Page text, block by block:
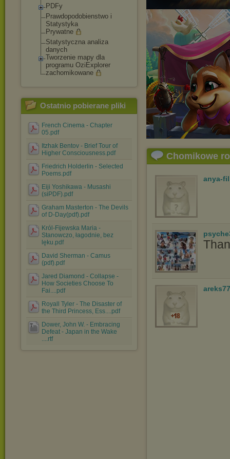
PDFy
Prawdopodobienstwo i
Statystyka
Prywatne
Statystyczna analiza
danych
Tworzenie mapy dla
programu OziExplorer
zachomikowane
Ostatnio pobierane pliki
French Cinema - Chapter
05.pdf
Itzhak Bentov - Brief Tour of
Higher Consciousness.pdf
Friedrich Holderlin - Selected
Poems.pdf
Eiji Yoshikawa - Musashi
(siPDF).pdf
Graham Masterton - The Devils
of D-Day(pdf).pdf
Król-Fijewska Maria -
Stanowczo, łagodnie, bez
lęku.pdf
David Sherman - Camus
(pdf).pdf
Jared Diamond - Collapse -
How Societies Choose To
Fai....pdf
Royall Tyler - The Disaster of
the Third Princess, Ess....pdf
Dower, John W. - Embracing
Defeat - Japan in the Wake
....rtf
Chomikowe
anya-